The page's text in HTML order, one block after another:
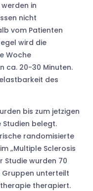
in
nicht
vom Patienten
wird die
Woche
ca. 20-30 Minuten.
des
bis zum jetzigen
belegt.
randomisierte
„Multiple Sclerosis
Studie wurden 70
Gruppen unterteilt
therapiert.